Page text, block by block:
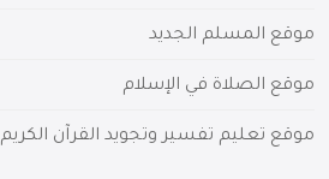
موقع المسلم الجديد
موقع الصلاة في الإسلام
موقع تعليم تفسير وتجويد القرآن الكريم